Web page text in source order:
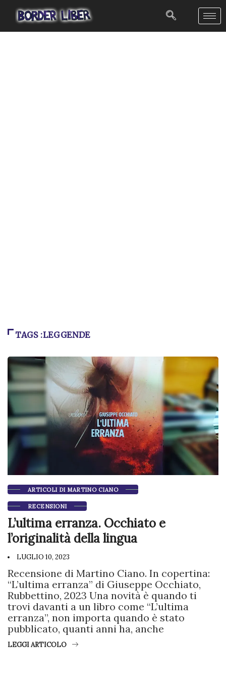
TAGS :LEGGENDE
ARTICOLI DI MARTINO CIANO
RECENSIONI
L’ultima erranza. Occhiato e
l’originalità della lingua
LUGLIO 10, 2023
Recensione di Martino Ciano. In copertina:
“L’ultima erranza” di Giuseppe Occhiato,
Rubbettino, 2023 Una novità è quando ti
trovi davanti a un libro come “L’ultima
erranza”, non importa quando è stato
pubblicato, quanti anni ha, anche
LEGGI ARTICOLO